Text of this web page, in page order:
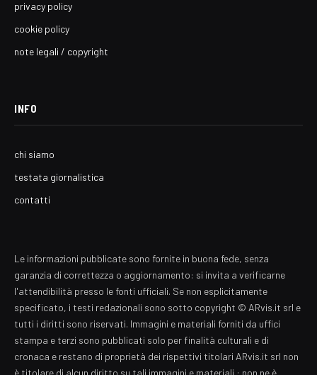
privacy policy
cookie policy
note legali / copyright
INFO
chi siamo
testata giornalistica
contatti
Le informazioni pubblicate sono fornite in buona fede, senza
garanzia di correttezza o aggiornamento: si invita a verificarne
l'attendibilità presso le fonti ufficiali. Se non esplicitamente
specificato, i testi redazionali sono sotto copyright © ARvis.it srl e
tutti i diritti sono riservati. Immagini e materiali forniti da uffici
stampa e terzi sono pubblicati solo per finalità culturali e di
cronaca e restano di proprietà dei rispettivi titolari ARvis.it srl non